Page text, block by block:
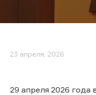
23 апреля, 2026
29 апреля 2026